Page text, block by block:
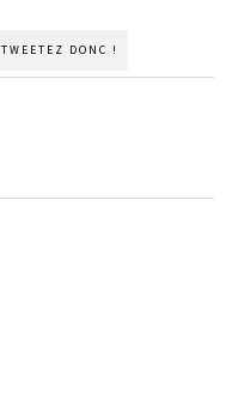
TWEETEZ DONC !